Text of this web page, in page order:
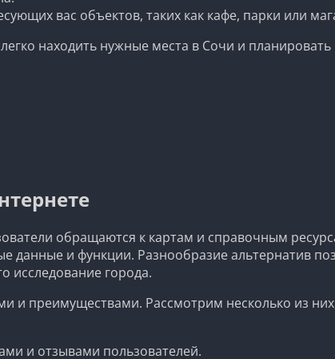
вас объектов, таких как кафе, парки или
находить нужные места в Сочи и
обращаются к картам и справочным
данные и функции. Разнообразие альтернатив
исследование города.
и преимуществами. Рассмотрим несколько из
и отзывами пользователей.